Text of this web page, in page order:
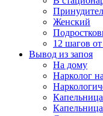
Женский
12 шагов
Вывод из запоя
На дому
Нарколог